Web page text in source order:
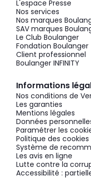
L'espace Presse
Nos services
Nos marques
SAV marques
Le Club Boulanger
Fondation Boulanger
Client professionnel
Boulanger INFINITY
Informations
Nos conditions de
Les garanties
Mentions légales
Données
Paramétrer les
Politique des cookies
Système de
Les avis en ligne
Lutte contre la
Accessibilité :